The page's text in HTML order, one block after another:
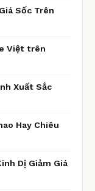
Sốc Trên
Việt trên
Xuất Sắc
Hay Chiêu
Dị Giảm Giá